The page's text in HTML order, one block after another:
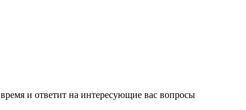
и ответит на интересующие вас вопросы